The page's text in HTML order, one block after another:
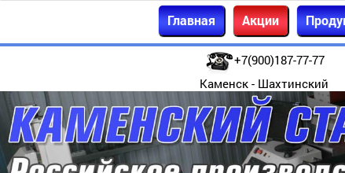
Главная Акции
+7(900)187-77-77
Каменск - Шахтинский